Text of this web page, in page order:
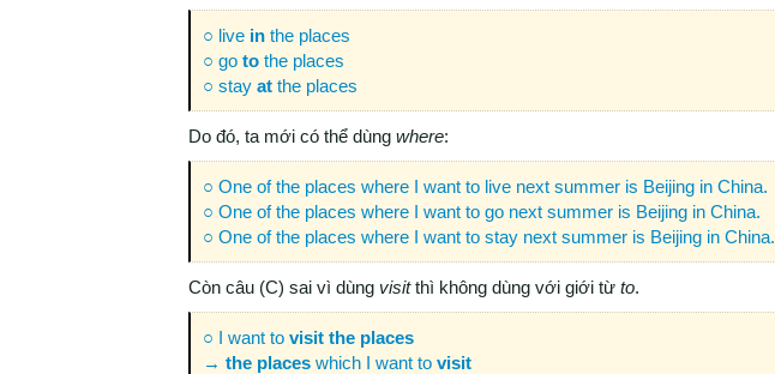
○ live in the places
○ go to the places
○ stay at the places
Do đó, ta mới có thể dùng where:
○ One of the places where I want to live next summer is Beijing in China.
○ One of the places where I want to go next summer is Beijing in China.
○ One of the places where I want to stay next summer is Beijing in China.
Còn câu (C) sai vì dùng visitthì không dùng với giới từ to.
○ I want to visit the places
→ the places which I want to visit